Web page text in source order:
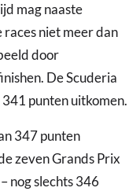
mag naaste
niet meer dan
door
De Scuderia
punten uitkomen.
347 punten
zeven Grands Prix
nog slechts 346